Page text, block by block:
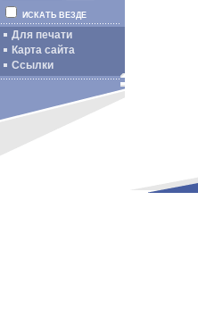
ИСКАТЬ ВЕЗДЕ
Для печати
Карта сайта
Ссылки